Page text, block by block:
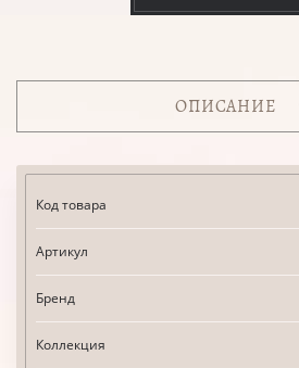
ОПИСАНИЕ
Код товара
Артикул
Бренд
Коллекция